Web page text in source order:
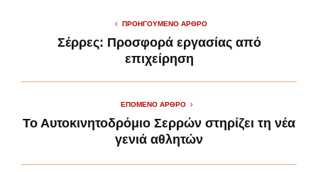
ΠΡΟΗΓΟΎΜΕΝΟ ΆΡΘΡΟ
Σέρρες: Προσφορά εργασίας από
επιχείρηση
ΕΠΌΜΕΝΟ ΆΡΘΡΟ
Το Αυτοκινητοδρόμιο Σερρών στηρίζει τη νέα
γενιά αθλητών